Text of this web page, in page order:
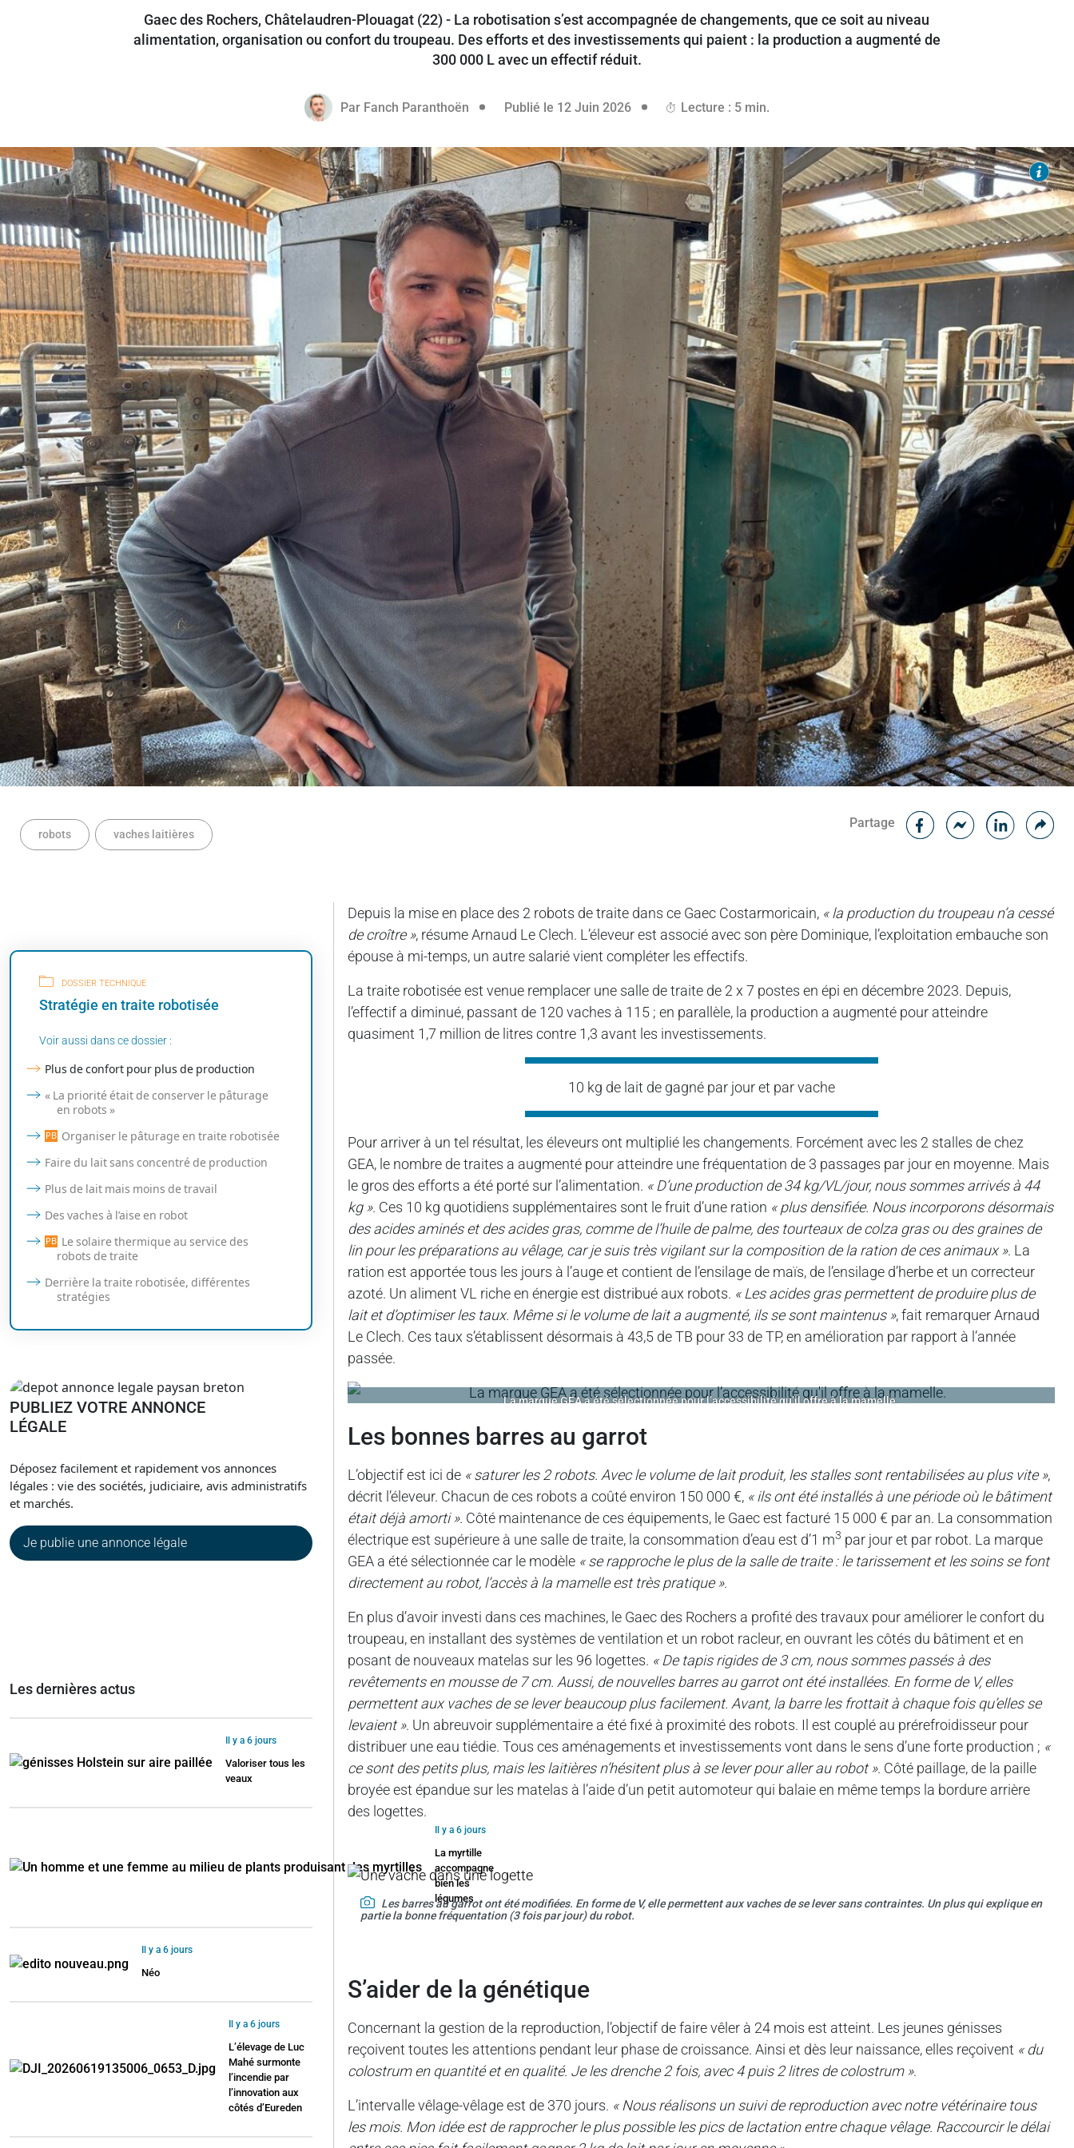
Gaec des Rochers, Châtelaudren-Plouagat (22) - La robotisation s’est accompagnée de changements, que ce soit au niveau
alimentation, organisation ou confort du troupeau. Des efforts et des investissements qui paient : la production a augmenté de
300 000 L avec un effectif réduit.
Par Fanch Paranthoën Publié le 12 Juin 202611 juin 2026Lecture : 5 min.
robots vaches laitières
Partage
Facebook
Depuis la mise en place des 2 robots de traite dans ce Gaec Costarmoricain, « la production du troupeau n’a cessé
de croître », résume Arnaud Le Clech. L’éleveur est associé avec son père Dominique, l’exploitation embauche son
épouse à mi-temps, un autre salarié vient compléter les effectifs.
La traite robotisée est venue remplacer une salle de traite de 2 x 7 postes en épi en décembre 2023. Depuis,
l’effectif a diminué, passant de 120 vaches à 115 ; en parallèle, la production a augmenté pour atteindre
quasiment 1,7 million de litres contre 1,3 avant les investissements.
10 kg de lait de gagné par jour et par vache
Pour arriver à un tel résultat, les éleveurs ont multiplié les changements. Forcément avec les 2 stalles de chez
GEA, le nombre de traites a augmenté pour atteindre une fréquentation de 3 passages par jour en moyenne. Mais
le gros des efforts a été porté sur l’alimentation. « D’une production de 34 kg/VL/jour, nous sommes arrivés à 44
kg ». Ces 10 kg quotidiens supplémentaires sont le fruit d’une ration « plus densifiée. Nous incorporons désormais
des acides aminés et des acides gras, comme de l’huile de palme, des tourteaux de colza gras ou des graines de
lin pour les préparations au vêlage, car je suis très vigilant sur la composition de la ration de ces animaux ». La
ration est apportée tous les jours à l’auge et contient de l’ensilage de maïs, de l’ensilage d’herbe et un correcteur
azoté. Un aliment VL riche en énergie est distribué aux robots. « Les acides gras permettent de produire plus de
lait et d’optimiser les taux. Même si le volume de lait a augmenté, ils se sont maintenus », fait remarquer Arnaud
Le Clech. Ces taux s’établissent désormais à 43,5 de TB pour 33 de TP, en amélioration par rapport à l’année
passée.
La marque GEA a été sélectionnée pour l’accessibilité qu’il offre à la mamelle.
les bonnes barres au garrot
L’objectif est ici de « saturer les 2 robots. Avec le volume de lait produit, les stalles sont rentabilisées au plus vite »,
décrit l’éleveur. Chacun de ces robots a coûté environ 150 000 €, « ils ont été installés à une période où le bâtiment
était déjà amorti ». Côté maintenance de ces équipements, le Gaec est facturé 15 000 € par an. La consommation
électrique est supérieure à une salle de traite, la consommation d’eau est d’1 m3 par jour et par robot. La marque
GEA a été sélectionnée car le modèle « se rapproche le plus de la salle de traite : le tarissement et les soins se font
directement au robot, l’accès à la mamelle est très pratique ».
En plus d’avoir investi dans ces machines, le Gaec des Rochers a profité des travaux pour améliorer le confort du
troupeau, en installant des systèmes de ventilation et un robot racleur, en ouvrant les côtés du bâtiment et en
posant de nouveaux matelas sur les 96 logettes. « De tapis rigides de 3 cm, nous sommes passés à des
revêtements en mousse de 7 cm. Aussi, de nouvelles barres au garrot ont été installées. En forme de V, elles
permettent aux vaches de se lever beaucoup plus facilement. Avant, la barre les frottait à chaque fois qu’elles se
levaient ». Un abreuvoir supplémentaire a été fixé à proximité des robots. Il est couplé au prérefroidisseur pour
distribuer une eau tiédie. Tous ces aménagements et investissements vont dans le sens d’une forte production ; «
ce sont des petits plus, mais les laitières n’hésitent plus à se lever pour aller au robot ». Côté paillage, de la paille
broyée est épandue sur les matelas à l’aide d’un petit automoteur qui balaie en même temps la bordure arrière
des logettes.
Les barres au garrot ont été modifiées. En forme de V, elle permettent aux vaches de se lever sans contraintes. Un plus qui explique en
partie la bonne fréquentation (3 fois par jour) du robot.
s’aider de la génétique
Concernant la gestion de la reproduction, l’objectif de faire vêler à 24 mois est atteint. Les jeunes génisses
reçoivent toutes les attentions pendant leur phase de croissance. Ainsi et dès leur naissance, elles reçoivent « du
colostrum en quantité et en qualité. Je les drenche 2 fois, avec 4 puis 2 litres de colostrum ».
L’intervalle vêlage-vêlage est de 370 jours. « Nous réalisons un suivi de reproduction avec notre vétérinaire tous
les mois. Mon idée est de rapprocher le plus possible les pics de lactation entre chaque vêlage. Raccourcir le délai
DOSSIER TECHNIQUE
Stratégie en traite robotisée
Voir aussi dans ce dossier :
Plus de confort pour plus de production
« La priorité était de conserver le pâturage
en robots »
Organiser le pâturage en traite robotisée
Faire du lait sans concentré de production
Plus de lait mais moins de travail
Des vaches à l’aise en robot
Le solaire thermique au service des
robots de traite
Derrière la traite robotisée, différentes
stratégies
PUBLIEZ VOTRE ANNONCE
LÉGALE
Déposez facilement et rapidement vos annonces
légales : vie des sociétés, judiciaire, avis administratifs
et marchés.
Je publie une annonce légale
Les dernières actus
Il y a 6 jours
Valoriser tous les
veaux
Il y a 6 jours
La myrtille
accompagne
bien les
légumes
Il y a 6 jours
Néo
Il y a 6 jours
L’élevage de Luc
Mahé surmonte
l’incendie par
l’innovation aux
côtés d’Eureden